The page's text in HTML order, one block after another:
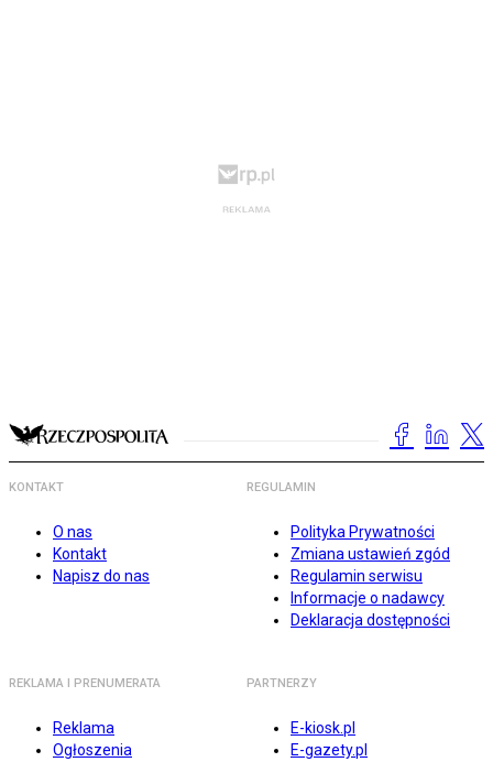
KONTAKT
O nas
Kontakt
Napisz do nas
REGULAMIN
Polityka Prywatności
Zmiana ustawień zgód
Regulamin serwisu
Informacje o nadawcy
Deklaracja dostępności
REKLAMA I PRENUMERATA
Reklama
Ogłoszenia
PARTNERZY
E-kiosk.pl
E-gazety.pl